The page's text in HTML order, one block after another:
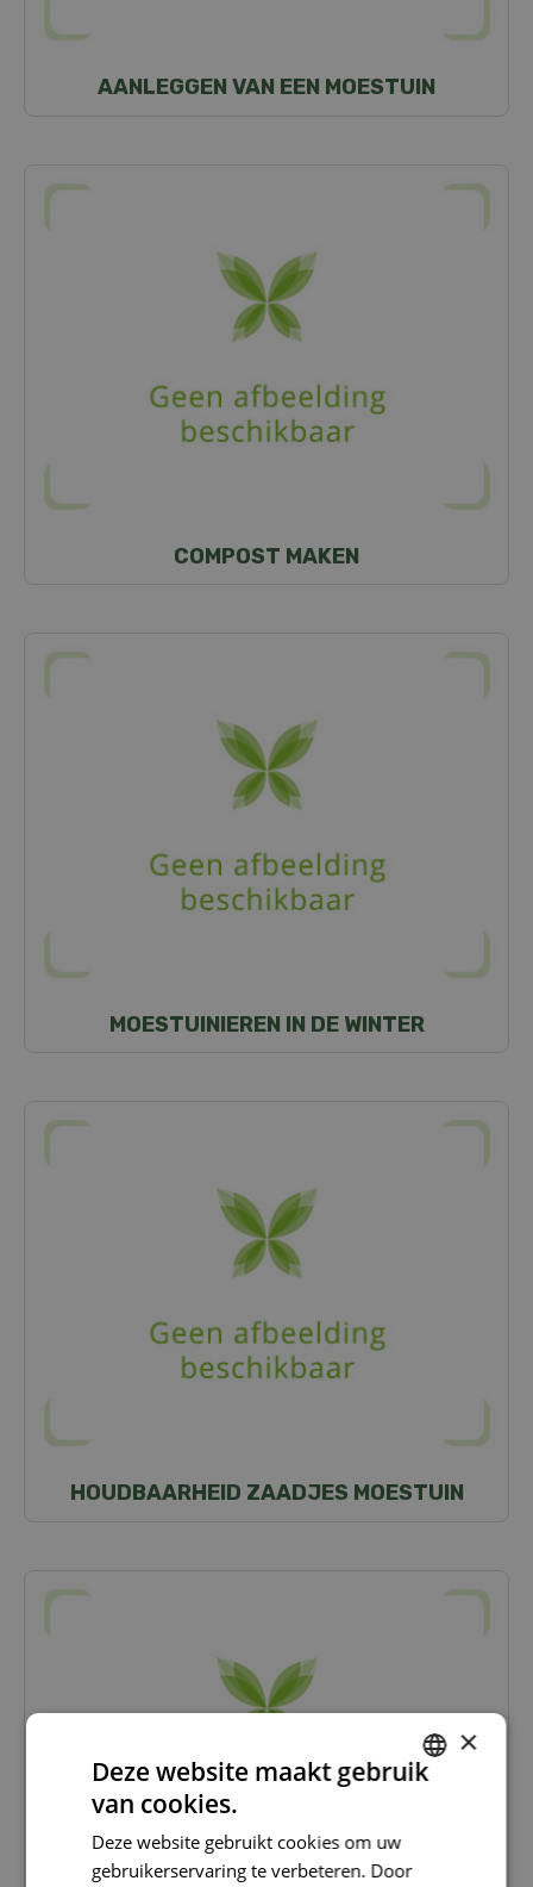
AANLEGGEN VAN EEN MOESTUIN
COMPOST MAKEN
MOESTUINIEREN IN DE WINTER
HOUDBAARHEID ZAADJES MOESTUIN
×
Deze website maakt gebruik
van cookies.
Deze website gebruikt cookies om uw
gebruikerservaring te verbeteren. Door